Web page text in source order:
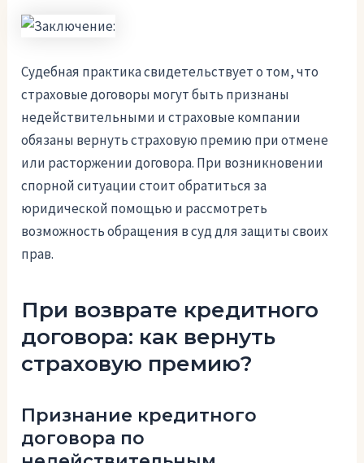
Судебная практика свидетельствует о том, что
страховые договоры могут быть признаны
недействительными и страховые компании
обязаны вернуть страховую премию при отмене
или расторжении договора. При возникновении
спорной ситуации стоит обратиться за
юридической помощью и рассмотреть
возможность обращения в суд для защиты своих
прав.
При возврате кредитного
договора: как вернуть
страховую премию?
Признание кредитного
договора по